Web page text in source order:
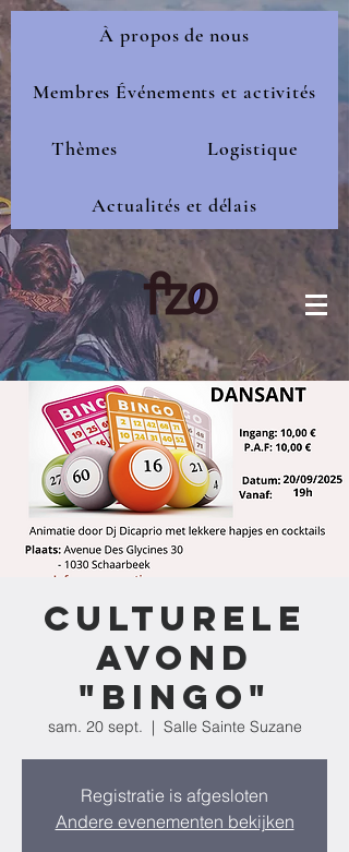
À propos de nous
Membres Événements et activités
Thèmes Logistique
Actualités et délais
Culturele
Avond
"Bingo"
sam. 20 sept.
  |
Salle Sainte Suzane
Registratie is afgesloten
Andere evenementen bekijken